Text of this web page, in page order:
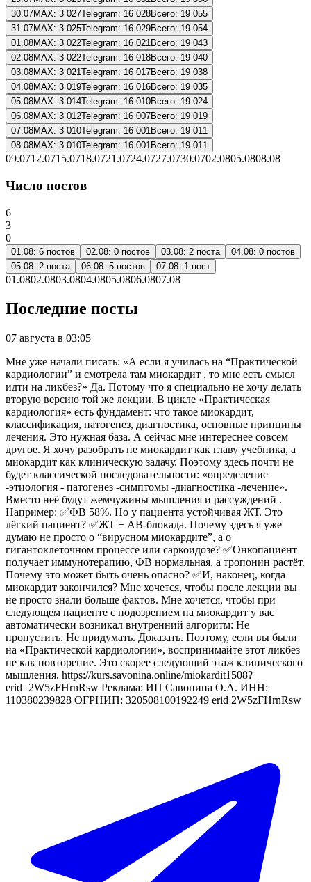
30.07MAX: 3 027Telegram: 16 028Всего: 19 055
31.07MAX: 3 025Telegram: 16 029Всего: 19 054
01.08MAX: 3 022Telegram: 16 021Всего: 19 043
02.08MAX: 3 022Telegram: 16 018Всего: 19 040
03.08MAX: 3 021Telegram: 16 017Всего: 19 038
04.08MAX: 3 019Telegram: 16 016Всего: 19 035
05.08MAX: 3 014Telegram: 16 010Всего: 19 024
06.08MAX: 3 012Telegram: 16 007Всего: 19 019
07.08MAX: 3 010Telegram: 16 001Всего: 19 011
08.08MAX: 3 010Telegram: 16 001Всего: 19 011
09.0712.0715.0718.0721.0724.0727.0730.0702.0805.0808.08
Число постов
6
3
0
01.08: 6 постов 02.08: 0 постов 03.08: 2 поста 04.08: 0 постов
05.08: 2 поста 06.08: 5 постов 07.08: 1 пост
01.0802.0803.0804.0805.0806.0807.08
Последние посты
07 августа в 03:05
Мне уже начали писать: «А если я училась на “Практической
кардиологии” и смотрела там миокардит , то мне есть смысл
идти на ликбез?» Да. Потому что я специально не хочу делать
вторую версию той же лекции. В цикле «Практическая
кардиология» есть фундамент: что такое миокардит,
классификация, патогенез, диагностика, основные принципы
лечения. Это нужная база. А сейчас мне интереснее совсем
другое. Я хочу разобрать не миокардит как главу учебника, а
миокардит как клиническую задачу. Поэтому здесь почти не
будет классической последовательности: «определение
-этиология - патогенез -симптомы -диагностика -лечение».
Вместо неё будут жемчужины мышления и рассуждений .
Например: ✅ФВ 58%. Но у пациента устойчивая ЖТ. Это
лёгкий пациент? ✅ЖТ + АВ-блокада. Почему здесь я уже
думаю не просто о “вирусном миокардите”, а о
гигантоклеточном процессе или саркоидозе? ✅Онкопациент
получает иммунотерапию, ФВ нормальная, а тропонин растёт.
Почему это может быть очень опасно? ✅И, наконец, когда
миокардит закончился? Мне хочется, чтобы после лекции вы
не просто знали больше фактов. Мне хочется, чтобы при
следующем пациенте с подозрением на миокардит у вас
автоматически возникал внутренний алгоритм: Не
пропустить. Не придумать. Доказать. Поэтому, если вы были
на «Практической кардиологии», воспринимайте этот ликбез
не как повторение. Это скорее следующий этаж клинического
мышления. https://kurs.savonina.online/miokardit1508?
erid=2W5zFHrnRsw Реклама: ИП Савонина О.А. ИНН:
110380239828 ОГРНИП: 320508100192249 erid 2W5zFHrnRsw